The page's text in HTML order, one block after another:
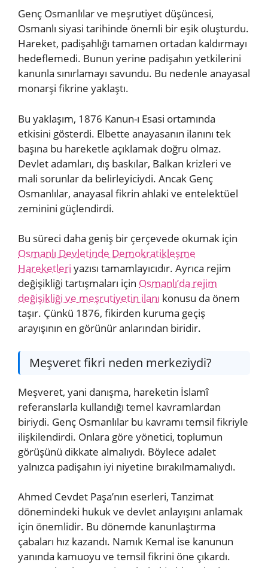
Genç Osmanlılar ve meşrutiyet düşüncesi,
Osmanlı siyasi tarihinde önemli bir eşik oluşturdu.
Hareket, padişahlığı tamamen ortadan kaldırmayı
hedeflemedi. Bunun yerine padişahın yetkilerini
kanunla sınırlamayı savundu. Bu nedenle anayasal
monarşi fikrine yaklaştı.
Bu yaklaşım, 1876 Kanun-ı Esasi ortamında
etkisini gösterdi. Elbette anayasanın ilanını tek
başına bu hareketle açıklamak doğru olmaz.
Devlet adamları, dış baskılar, Balkan krizleri ve
mali sorunlar da belirleyiciydi. Ancak Genç
Osmanlılar, anayasal fikrin ahlaki ve entelektüel
zeminini güçlendirdi.
Bu süreci daha geniş bir çerçevede okumak için
Osmanlı Devletinde Demokratikleşme
Hareketleri yazısı tamamlayıcıdır. Ayrıca rejim
değişikliği tartışmaları için Osmanlı’da rejim
değişikliği ve meşrutiyetin ilanı konusu da önem
taşır. Çünkü 1876, fikirden kuruma geçiş
arayışının en görünür anlarından biridir.
Meşveret fikri neden merkeziydi?
Meşveret, yani danışma, hareketin İslamî
referanslarla kullandığı temel kavramlardan
biriydi. Genç Osmanlılar bu kavramı temsil fikriyle
ilişkilendirdi. Onlara göre yönetici, toplumun
görüşünü dikkate almalıydı. Böylece adalet
yalnızca padişahın iyi niyetine bırakılmamalıydı.
Ahmed Cevdet Paşa’nın eserleri, Tanzimat
dönemindeki hukuk ve devlet anlayışını anlamak
için önemlidir. Bu dönemde kanunlaştırma
çabaları hız kazandı. Namık Kemal ise kanunun
yanında kamuoyu ve temsil fikrini öne çıkardı.